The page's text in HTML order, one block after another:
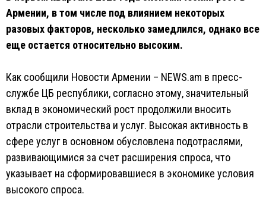
Армении, в том числе под влиянием некоторых
разовых факторов, несколько замедлился, однако все
еще остается относительно высоким.
Как сообщили Новости Армении – NEWS.am в пресс-
службе ЦБ республики, согласно этому, значительный
вклад в экономический рост продолжили вносить
отрасли строительства и услуг. Высокая активность в
сфере услуг в основном обусловлена подотраслями,
развивающимися за счет расширения спроса, что
указывает на сформировавшиеся в экономике условия
высокого спроса.